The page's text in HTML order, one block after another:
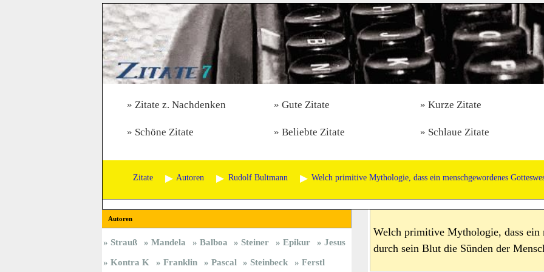
Zitate z. Nachdenken Gute Zitate Kurze Zitate
Schöne Zitate Beliebte Zitate Schlaue Zitate
Zitate Autoren Rudolf Bultmann Welch primitive Mythologie, dass ein menschgewordenes
Welch primitive Mythologie, dass ein
durch sein Blut die Sünden der
Autoren
Strauß Mandela Balboa Steiner Epikur
Jesus
Kontra K
Franklin Pascal Steinbeck Ferstl